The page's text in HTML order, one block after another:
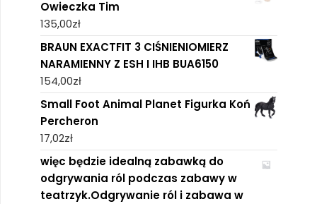
Owieczka Tim
135,00zł
BRAUN EXACTFIT 3 CIŚNIENIOMIERZ
NARAMIENNY Z ESH I IHB BUA6150
154,00zł
Small Foot Animal Planet Figurka Koń
Percheron
17,02zł
więc będzie idealną zabawką do
odgrywania ról podczas zabawy w
teatrzyk.Odgrywanie ról i zabawa w